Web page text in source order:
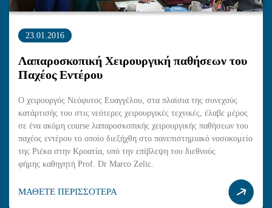
23.01.2016
Λαπαροσκοπική Χειρουργική παθήσεων του
Παχέος Εντέρου
Ο χειρουργός Νεόφυτος Ευαγγέλου, στα πλαίσια της συνεχούς
κατάρτισής του στις νεότερες χειρουργικές τεχνικές, έλαβε μέρος
σε ένα ακόμη course λαπαροσκοπικής χειρουργικής παθήσεων του
παχέος εντέρου το οποίο διεξήχθη στο πανεπιστημιακό νοσοκομείο
της Ριέκα στην Κροατία, υπό την επίβλεψη του διεθνούς
φήμης καθηγητή Prof. Dr Marco Zelic.
ΜΑΘΕΤΕ ΠΕΡΙΣΣΟΤΕΡΑ